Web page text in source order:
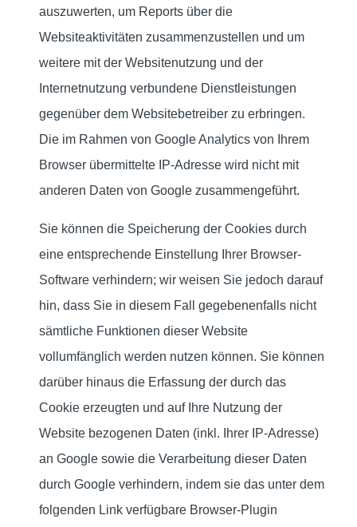
auszuwerten, um Reports über die
Websiteaktivitäten zusammenzustellen und um
weitere mit der Websitenutzung und der
Internetnutzung verbundene Dienstleistungen
gegenüber dem Websitebetreiber zu erbringen.
Die im Rahmen von Google Analytics von Ihrem
Browser übermittelte IP-Adresse wird nicht mit
anderen Daten von Google zusammengeführt.
Sie können die Speicherung der Cookies durch
eine entsprechende Einstellung Ihrer Browser-
Software verhindern; wir weisen Sie jedoch darauf
hin, dass Sie in diesem Fall gegebenenfalls nicht
sämtliche Funktionen dieser Website
vollumfänglich werden nutzen können. Sie können
darüber hinaus die Erfassung der durch das
Cookie erzeugten und auf Ihre Nutzung der
Website bezogenen Daten (inkl. Ihrer IP-Adresse)
an Google sowie die Verarbeitung dieser Daten
durch Google verhindern, indem sie das unter dem
folgenden Link verfügbare Browser-Plugin